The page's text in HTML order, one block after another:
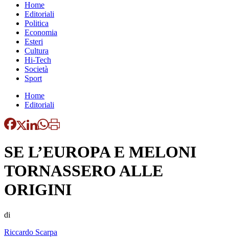
Home
Editoriali
Politica
Economia
Esteri
Cultura
Hi-Tech
Società
Sport
Home
Editoriali
SE L’EUROPA E MELONI
TORNASSERO ALLE
ORIGINI
di
Riccardo Scarpa